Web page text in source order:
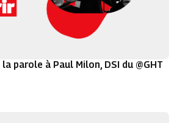
parole à Paul Milon, DSI du @GHT